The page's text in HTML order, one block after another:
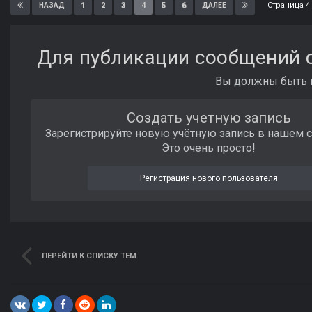
НАЗАД 1 2 3 4 5 6 ДАЛЕЕ Страница
Для публикации сообщений
Вы должны быть
Создать учетную запись
Зарегистрируйте новую учётную запись в нашем
Это очень просто!
Регистрация нового пользователя
ПЕРЕЙТИ К СПИСКУ ТЕМ